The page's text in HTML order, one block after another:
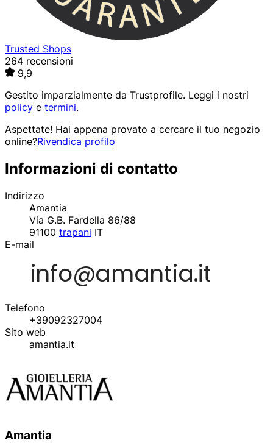
Trusted Shops
264 recensioni
9,9
Gestito imparzialmente da Trustprofile. Leggi i nostri
policy e termini.
Aspettate! Hai appena provato a cercare il tuo negozio
online?Rivendica profilo
Informazioni di contatto
Indirizzo
Amantia
Via G.B. Fardella 86/88
91100 trapani IT
E-mail
Telefono
+39092327004
Sito web
amantia.it
Amantia